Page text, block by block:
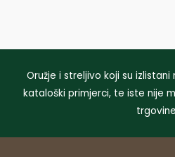
Oružje i streljivo koji su
kataloški primjerci, te iste nije